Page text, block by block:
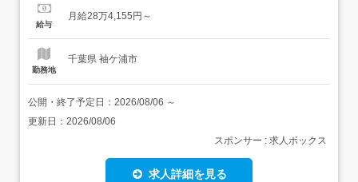
性あり(例:調理員)・就業場所の変更の範囲法人の運営する
給与
月給28万4,155円～
勤務地
千葉県 袖ケ浦市
公開・終了予定日： 2026/08/06 ～
更新日： 2026/08/06
スポンサー : 求人ボックス
求人詳細を見る